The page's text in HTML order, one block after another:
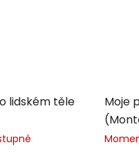
lidském těle
Moje